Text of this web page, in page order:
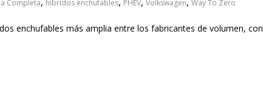
Completa híbridos enchufables PHEV Volkswagen Way To Zero
enchufables más amplia entre los fabricantes de volumen, con